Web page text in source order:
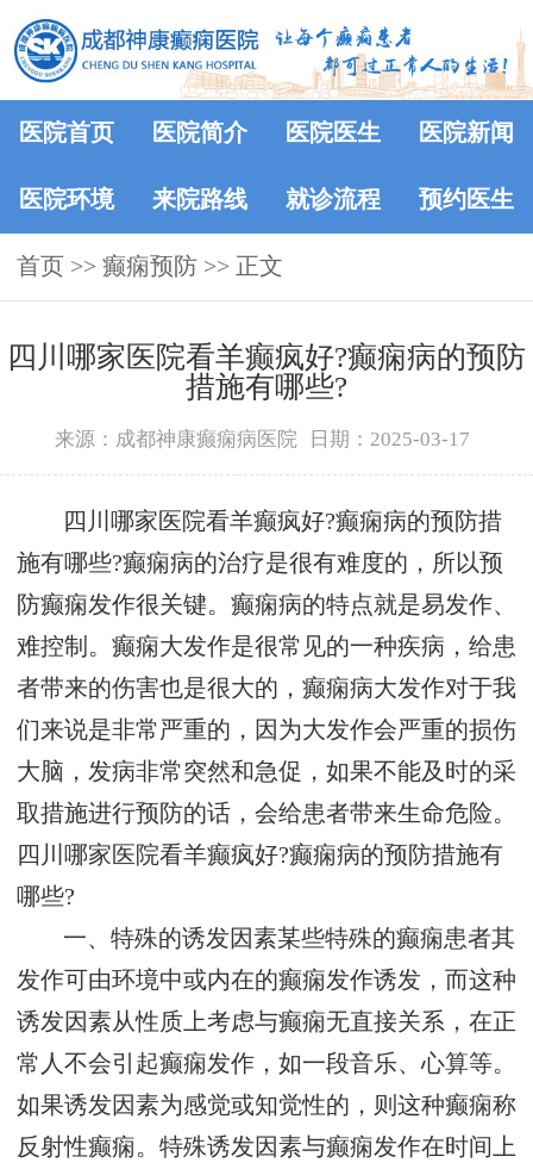
医院首页 医院简介 医院医生 医院新闻
医院环境 来院路线 就诊流程 预约医生
首页 >> 癫痫预防 >> 正文
四川哪家医院看羊癫疯好?癫痫病的预防
措施有哪些?
来源：成都神康癫痫病医院 日期：2025-03-17
四川哪家医院看羊癫疯好?癫痫病的预防措
施有哪些?癫痫病的治疗是很有难度的，所以预
防癫痫发作很关键。癫痫病的特点就是易发作、
难控制。癫痫大发作是很常见的一种疾病，给患
者带来的伤害也是很大的，癫痫病大发作对于我
们来说是非常严重的，因为大发作会严重的损伤
大脑，发病非常突然和急促，如果不能及时的采
取措施进行预防的话，会给患者带来生命危险。
四川哪家医院看羊癫疯好?癫痫病的预防措施有
哪些?
一、特殊的诱发因素某些特殊的癫痫患者其
发作可由环境中或内在的癫痫发作诱发，而这种
诱发因素从性质上考虑与癫痫无直接关系，在正
常人不会引起癫痫发作，如一段音乐、心算等。
如果诱发因素为感觉或知觉性的，则这种癫痫称
反射性癫痫。特殊诱发因素与癫痫发作在时间上